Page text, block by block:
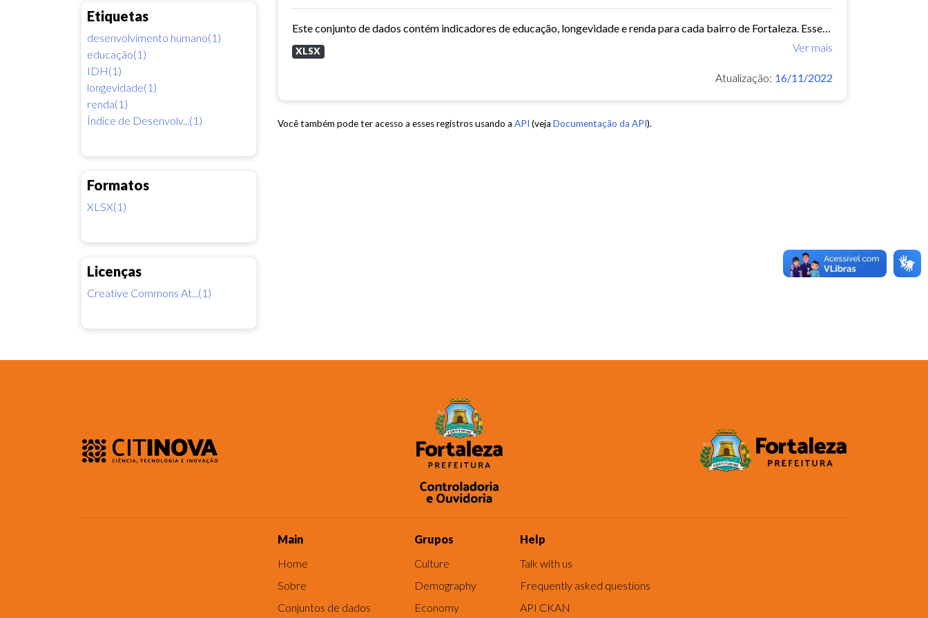
Etiquetas
desenvolvimento humano(1)
educação(1)
IDH(1)
longevidade(1)
renda(1)
Índice de Desenvolv...(1)
Formatos
XLSX(1)
Licenças
Creative Commons At...(1)
Este conjunto de dados contém indicadores de educação, longevidade e renda para cada bairro de Fortaleza. Esses três indicadores juntos formam o Indice de Desenvolvimento Humano...
Ver mais
XLSX
Atualização: 16/11/2022
Você também pode ter acesso a esses registros usando a API (veja Documentação da API).
Main
Home
Sobre
Conjuntos de dados
Grupos
Culture
Demography
Economy
Help
Talk with us
Frequently asked questions
API CKAN